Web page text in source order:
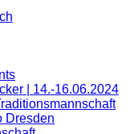
| 14.-16.06.2024
Dresden